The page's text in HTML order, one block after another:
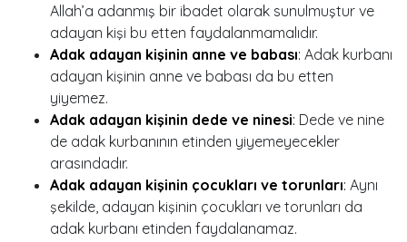
Allah’a adanmış bir ibadet olarak sunulmuştur ve
adayan kişi bu etten faydalanmamalıdır.
Adak adayan kişinin anne ve babası: Adak kurbanı
adayan kişinin anne ve babası da bu etten
yiyemez.
Adak adayan kişinin dede ve ninesi: Dede ve nine
de adak kurbanının etinden yiyemeyecekler
arasındadır.
Adak adayan kişinin çocukları ve torunları: Aynı
şekilde, adayan kişinin çocukları ve torunları da
adak kurbanı etinden faydalanamaz.